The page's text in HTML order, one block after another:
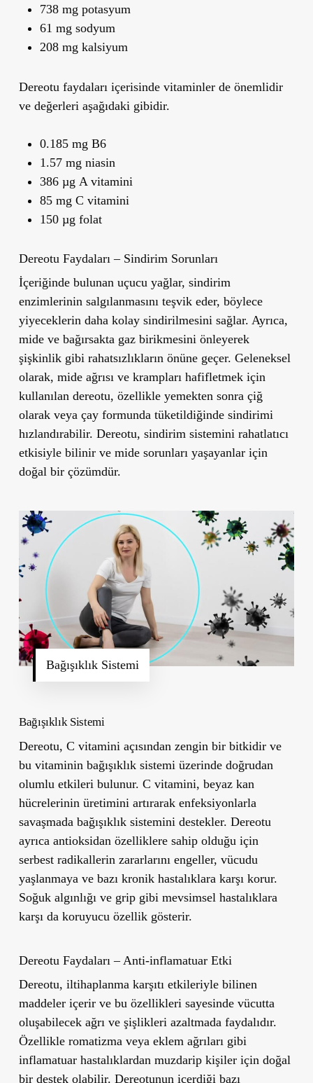
738 mg potasyum
61 mg sodyum
208 mg kalsiyum
Dereotu faydaları içerisinde vitaminler de önemlidir
ve değerleri aşağıdaki gibidir.
0.185 mg B6
1.57 mg niasin
386 µg A vitamini
85 mg C vitamini
150 µg folat
Dereotu Faydaları – Sindirim Sorunları
İçeriğinde bulunan uçucu yağlar, sindirim
enzimlerinin salgılanmasını teşvik eder, böylece
yiyeceklerin daha kolay sindirilmesini sağlar. Ayrıca,
mide ve bağırsakta gaz birikmesini önleyerek
şişkinlik gibi rahatsızlıkların önüne geçer. Geleneksel
olarak, mide ağrısı ve krampları hafifletmek için
kullanılan dereotu, özellikle yemekten sonra çiğ
olarak veya çay formunda tüketildiğinde sindirimi
hızlandırabilir. Dereotu, sindirim sistemini rahatlatıcı
etkisiyle bilinir ve mide sorunları yaşayanlar için
doğal bir çözümdür.
Bağışıklık Sistemi
Bağışıklık Sistemi
Dereotu, C vitamini açısından zengin bir bitkidir ve
bu vitaminin bağışıklık sistemi üzerinde doğrudan
olumlu etkileri bulunur. C vitamini, beyaz kan
hücrelerinin üretimini artırarak enfeksiyonlarla
savaşmada bağışıklık sistemini destekler. Dereotu
ayrıca antioksidan özelliklere sahip olduğu için
serbest radikallerin zararlarını engeller, vücudu
yaşlanmaya ve bazı kronik hastalıklara karşı korur.
Soğuk algınlığı ve grip gibi mevsimsel hastalıklara
karşı da koruyucu özellik gösterir.
Dereotu Faydaları – Anti-inflamatuar Etki
Dereotu, iltihaplanma karşıtı etkileriyle bilinen
maddeler içerir ve bu özellikleri sayesinde vücutta
oluşabilecek ağrı ve şişlikleri azaltmada faydalıdır.
Özellikle romatizma veya eklem ağrıları gibi
inflamatuar hastalıklardan muzdarip kişiler için doğal
bir destek olabilir. Dereotunun içerdiği bazı